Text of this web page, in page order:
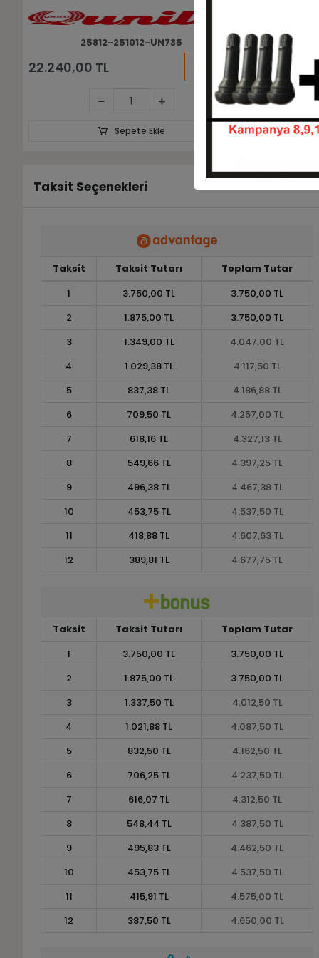
251012-UN735
5.800,00 TL BEDAVA
Sepete Ekle
5.320,00
Taksit Seçenekleri
Taksit Taksit Tutarı
Toplam Tutar
1
3.750,00 TL
3.750,00 TL
2
1.875,00 TL
3.750,00 TL
3
1.349,00 TL
4.047,00 TL
4
1.029,38 TL
4.117,50 TL
5
837,38 TL
4.186,88 TL
6
709,50 TL
4.257,00 TL
7
618,16 TL
4.327,13 TL
8
549,66 TL
4.397,25 TL
9
496,38 TL
4.467,38 TL
10
453,75 TL
4.537,50 TL
11
418,88 TL
4.607,63 TL
12
389,81 TL 4.677,75 TL
Taksit Taksit Tutarı
Toplam Tutar
1
3.750,00 TL
3.750,00 TL
2
1.875,00 TL
3.750,00 TL
3
1.337,50 TL
4.012,50 TL
4
1.021,88 TL
4.087,50 TL
5
832,50 TL
4.162,50 TL
6
706,25 TL
4.237,50 TL
7
616,07 TL
4.312,50 TL
8
548,44 TL
4.387,50 TL
9
495,83 TL
4.462,50 TL
10
453,75 TL
4.537,50 TL
11
415,91 TL
4.575,00 TL
12
387,50 TL 4.650,00 TL